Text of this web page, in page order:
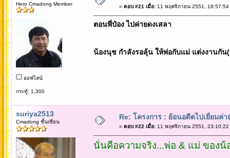
Hero Cmadong Member
ออฟไลน์
กระทู้: 1,300
« ตอบ #21 เมื่อ:11 พฤศจิกายน 2551, 19:57:54
ตอนพี่ป๋อง ไปค่ายดงเสลา
น้องนุช กำลังรอลุ้น ให้พ่อกับแม่ แต่งงานกัน
suriya2513
Cmadong ชั้นเซียน
Re: โครงการ : ย้อนอดีตไปเยี่ยมค่
« ตอบ #22 เมื่อ:11 พฤศจิกายน 2551, 23:10:22
นั่นคือความจริง...พ่อ & แม่ ของน้